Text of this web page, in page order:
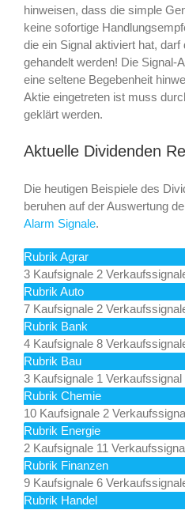
hinweisen, dass die simple
keine sofortige
die ein Signal aktiviert hat,
gehandelt werden! Die Signal-
eine seltene Begebenheit
Aktie eingetreten ist muss
geklärt werden.
Aktuelle Dividenden
Die heutigen Beispiele des
beruhen auf der Auswertung
Alarm Signale.
Rubrik Agrar
3 Kaufsignale 2
Rubrik Auto
7 Kaufsignale 2
Rubrik Bank
4 Kaufsignale 8
Rubrik Bau
3 Kaufsignale 1 Verkaufssignal
Rubrik Chemie
10 Kaufsignale 2
Rubrik Energie
2 Kaufsignale 11
Rubrik Finanzen
9 Kaufsignale 6
Rubrik Handel